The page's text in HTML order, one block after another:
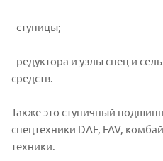
- ступицы;
- редуктора и узлы спец и
средств.
Также это ступичный
спецтехники DAF, FAV,
техники.